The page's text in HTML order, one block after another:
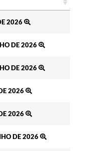
2026
DE 2026
DE 2026
2026
2026
DE 2026